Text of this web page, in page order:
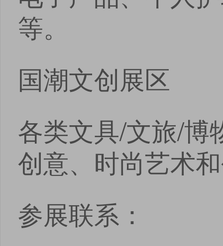
等。
国潮文创展区
各类文具/文旅/博
创意、时尚艺术
参展联系：